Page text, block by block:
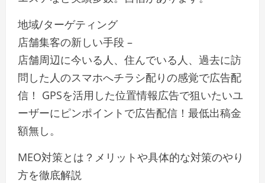
地域/ターゲティング
店舗集客の新しい手段 –
店舗周辺に今いる人、住んでいる人、過去に訪
問した人のスマホへチラシ配りの感覚で広告配
信！ GPSを活用した位置情報広告で狙いたいユ
ーザーにピンポイントで広告配信！最低出稿金
額無し。
MEO対策とは？メリットや具体的な対策のやり
方を徹底解説